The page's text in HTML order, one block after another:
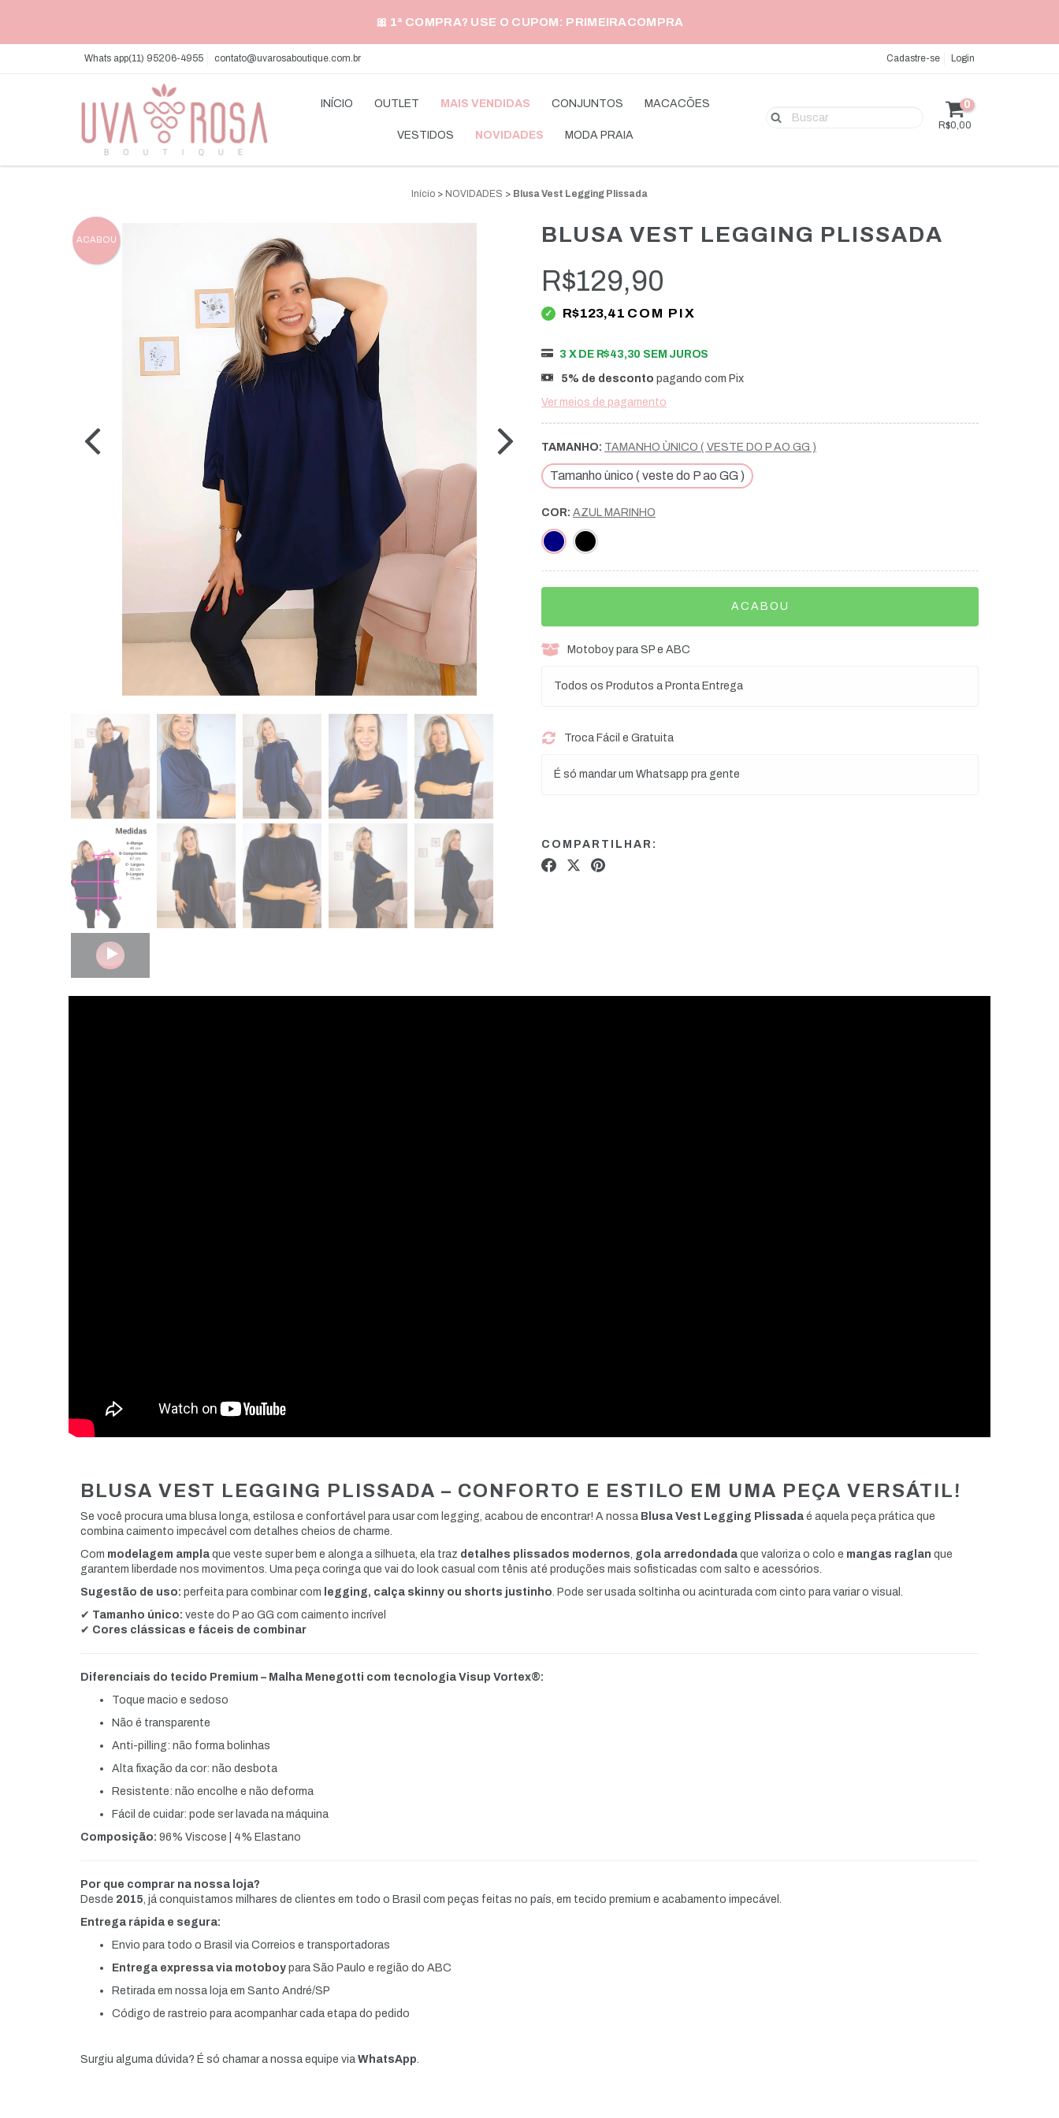
🎀 1ª COMPRA? USE O CUPOM: PRIMEIRACOMPRA
Whats app(11) 95206-4955 contato@uvarosaboutique.com.br Cadastre-se Login
INÍCIO OUTLET MAIS VENDIDAS CONJUNTOS MACACÕES
VESTIDOS NOVIDADES MODA PRAIA
0
R$0,00
Início > NOVIDADES > Blusa Vest Legging Plissada
ACABOU BLUSA VEST LEGGING PLISSADA
R$129,90
R$123,41 COM PIX
3 X DE R$43,30 SEM JUROS
5% de desconto pagando com Pix
Ver meios de pagamento
TAMANHO: TAMANHO ÙNICO ( VESTE DO P AO GG )
Tamanho ùnico ( veste do P ao GG )
COR: AZUL MARINHO
Motoboy para SP e ABC
Todos os Produtos a Pronta Entrega
Troca Fácil e Gratuita
É só mandar um Whatsapp pra gente
COMPARTILHAR:
BLUSA VEST LEGGING PLISSADA – CONFORTO E ESTILO EM UMA PEÇA VERSÁTIL!
Se você procura uma blusa longa, estilosa e confortável para usar com legging, acabou de encontrar! A nossa Blusa Vest Legging Plissada é aquela peça prática que
combina caimento impecável com detalhes cheios de charme.
Com modelagem ampla que veste super bem e alonga a silhueta, ela traz detalhes plissados modernos gola arredondada que valoriza o colo e mangas raglan que
garantem liberdade nos movimentos. Uma peça coringa que vai do look casual com tênis até produções mais sofisticadas com salto e acessórios.
Sugestão de uso: perfeita para combinar com legging, calça skinny ou shorts justinho . Pode ser usada soltinha ou acinturada com cinto para variar o visual.
✔ Tamanho único: veste do P ao GG com caimento incrível
✔ Cores clássicas e fáceis de combinar
Diferenciais do tecido Premium – Malha Menegotti com tecnologia Visup Vortex®:
Toque macio e sedoso
Não é transparente
Anti-pilling: não forma bolinhas
Alta fixação da cor: não desbota
Resistente: não encolhe e não deforma
Fácil de cuidar: pode ser lavada na máquina
Composição: 96% Viscose | 4% Elastano
Por que comprar na nossa loja?
Desde 2015 , já conquistamos milhares de clientes em todo o Brasil com peças feitas no país, em tecido premium e acabamento impecável.
Entrega rápida e segura:
Envio para todo o Brasil via Correios e transportadoras
Entrega expressa via motoboy para São Paulo e região do ABC
Retirada em nossa loja em Santo André/SP
Código de rastreio para acompanhar cada etapa do pedido
Surgiu alguma dúvida? É só chamar a nossa equipe via WhatsApp